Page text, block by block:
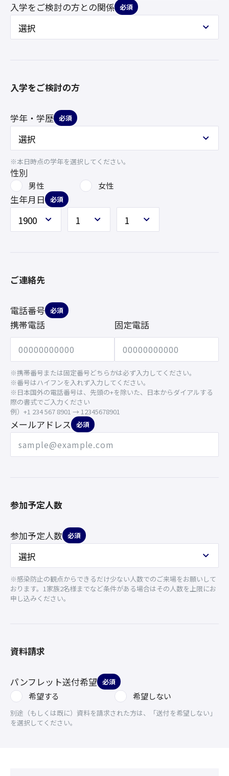
入学をご検討の方との関係 必須
入学をご検討の方
学年・学歴 必須
※本日時点の学年を選択してください。
性別
男性 女性
生年月日 必須
ご連絡先
電話番号 必須
携帯電話 固定電話
※携帯番号または固定番号どちらかは必ず入力してください。
※番号はハイフンを入れず入力してください。
※日本国外の電話番号は、先頭の+を除いた、日本からダイアルする
際の書式でご入力ください
例）+1 234 567 8901 → 12345678901
メールアドレス 必須
参加予定人数
参加予定人数 必須
※感染防止の観点からできるだけ少ない人数でのご来場をお願いして
おります。1家族2名様までなど条件がある場合はその人数を上限にお
申し込みください。
資料請求
パンフレット送付希望 必須
希望する 希望しない
別途（もしくは既に）資料を請求された方は、「送付を希望しない」
を選択してください。